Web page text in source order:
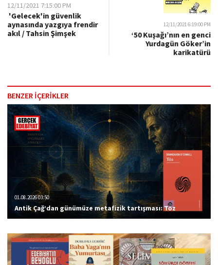
12/11/2021 7:15:00 PM
'Gelecek'in güvenlik
aynasında yazgıya frendir
akıl / Tahsin Şimşek
12/11/2021 6:19:00 PM
‘50 Kuşağı’nın en genci
Yurdagün Göker’in
karikatürü
BENZER İÇERİKLER
01.08.2026 03:50
Antik Çağ’dan günümüze metafizik tartışması: Töz